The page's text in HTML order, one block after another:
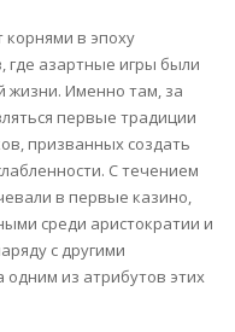
корнями в эпоху
где азартные игры были
жизни. Именно там, за
первые традиции
призванных создать
С течением
в первые казино,
среди аристократии и
с другими
одним из атрибутов этих